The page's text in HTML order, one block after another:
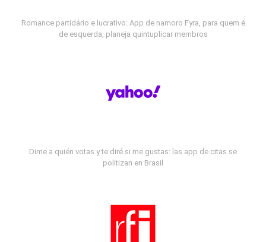
Romance partidário e lucrativo: App de namoro Fyra, para quem é
de esquerda, planeja quintuplicar membros
Dime a quién votas y te diré si me gustas: las app de citas se
politizan en Brasil